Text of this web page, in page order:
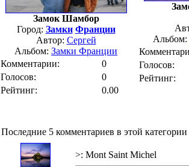
Замок Шамбор
Город: Замки Франции
Автор: Сергей
Альбом: Замки Франции
Комментарии:
0
Голосов:
0
Рейтинг:
0.00
Альбом:
Голосов:
Рейтинг:
Последние 5 комментариев в этой категории
>: Mont Saint Michel